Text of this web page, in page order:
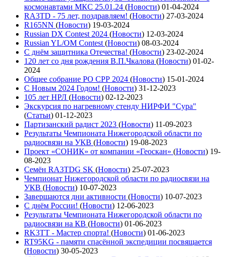
космонавтами МКС 25.01.24 (Новости) 01-04-2024
RA3TD - 75 лет, поздравляем! (Новости) 27-03-2024
R165NN (Новости) 19-03-2024
Russian DX Contest 2024 (Новости) 12-03-2024
Russian YL/OM Contest (Новости) 08-03-2024
С днём защитника Отечества! (Новости) 23-02-2024
120 лет со дня рождения В.П.Чкалова (Новости) 01-02-
2024
Общее собрание РО СРР 2024 (Новости) 15-01-2024
С Новым 2024 Годом! (Новости) 31-12-2023
105 лет НРЛ (Новости) 02-12-2023
Экскурсия по нагревному стенду НИРФИ "Сура"
(Статьи) 01-12-2023
Партизанский радист 2023 (Новости) 11-09-2023
Результаты Чемпионата Нижегородской области по
радиосвязи на УКВ (Новости) 19-08-2023
Проект «СОНИК» от компании «Геоскан» (Новости) 19-
08-2023
Семён RA3TDG SK (Новости) 25-07-2023
Чемпионат Нижегородской области по радиосвязи на
УКВ (Новости) 10-07-2023
Завершаются дни активности (Новости) 10-07-2023
С днём России! (Новости) 12-06-2023
Результаты Чемпионата Нижегородской области по
радиосвязи на КВ (Новости) 01-06-2023
RK3TT - Мастер спорта! (Новости) 01-06-2023
RT95KG - памяти спасённой экспедиции посвящается
(Новости) 30-05-2023